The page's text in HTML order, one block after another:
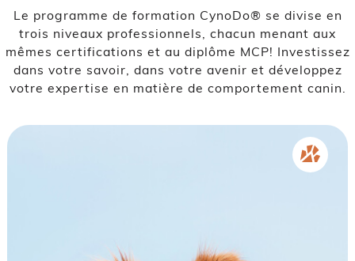
Le programme de formation CynoDo® se divise en
trois niveaux professionnels, chacun menant aux
mêmes certifications et au diplôme MCP! Investissez
dans votre savoir, dans votre avenir et développez
votre expertise en matière de comportement canin.